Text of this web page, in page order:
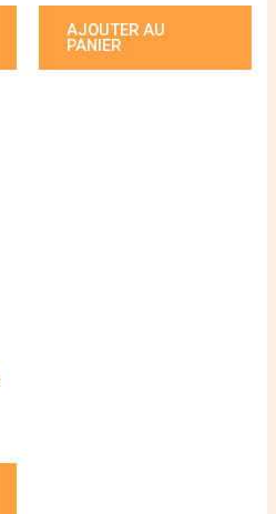
AJOUTER AU
PANIER